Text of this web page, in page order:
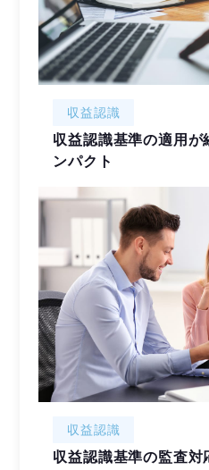
収益認識
収益認識基準の適用が
ンパクト
収益認識
収益認識基準の監査